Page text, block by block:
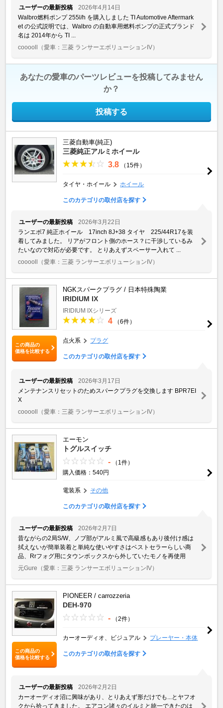
ユーザーの最新投稿
2026年4月14日
Walbro燃料ポンプ 255l/h を購入しました TI Automotive Aftermark
et の公式説明では、Walbro の自動車用燃料ポンプの正式ブランド
名は 2014年から TI ...
cooooll （愛車：三菱 ランサーエボリューションIV）
あなたの愛車のパーツレビューを投稿してみません
か？
投稿する
三菱自動車(純正)
三菱純正アルミホイール
3.8 （15件）
タイヤ・ホイール ホイール
このカテゴリの取付店を探す
ユーザーの最新投稿
2026年3月22日
ランエボ7 純正ホイール 17inch 8J+38 タイヤ 225/44R17を装
着してみました。 リアがフロント側のホース？に干渉しているみ
たいなので対応が必要です。 とりあえずスペーサー入れて ...
cooooll （愛車：三菱 ランサーエボリューションIV）
この商品の
価格を比較する
NGKスパークプラグ / 日本特殊陶業
IRIDIUM IX
IRIDIUM IXシリーズ
4 （6件）
点火系 プラグ
このカテゴリの取付店を探す
ユーザーの最新投稿
2026年3月17日
メンテナンスリセットのためスパークプラグを交換します BPR7EI
X
cooooll （愛車：三菱 ランサーエボリューションIV）
エーモン
トグルスイッチ
-
（1件）
購入価格：540円
電装系 その他
このカテゴリの取付店を探す
ユーザーの最新投稿
2026年2月7日
昔ながらの2局S/W、ノブ部がアルミ風で高級感もあり後付け感は
拭えないが簡単装着と単純な使いやすさはベストセラーらしい商
品、Rrフォグ用にタウンボックスから外していたモノを再使用
元Gure （愛車：三菱 ランサーエボリューションIV）
この商品の
価格を比較する
PIONEER / carrozzeria
DEH-970
- （2件）
カーオーディオ、ビジュアル プレーヤー・本体
このカテゴリの取付店を探す
ユーザーの最新投稿
2026年2月2日
カーオーディオ沼に興味があり、とりあえず形だけでも...とヤフオ
クから拾ってきました。 エアコン諸々のイルミと統一できたのは